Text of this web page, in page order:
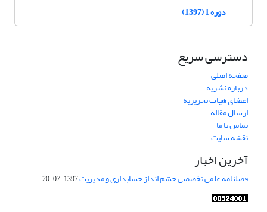
دوره 1 (1397)
دسترسی سریع
صفحه اصلی
درباره نشریه
اعضای هیات تحریریه
ارسال مقاله
تماس با ما
نقشه سایت
آخرین اخبار
فصلنامه علمی تخصصی چشم انداز حسابداری و مدیریت1397-07-20